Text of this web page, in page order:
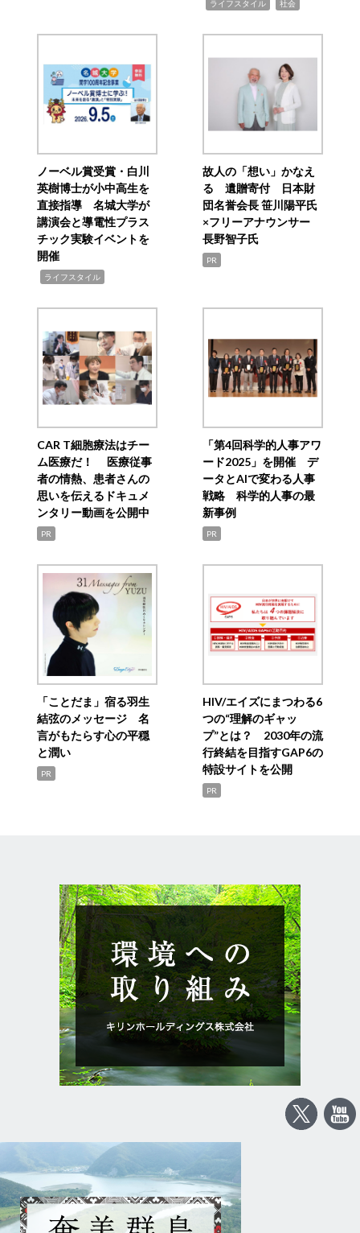
ライフスタイル 社会
ノーベル賞受賞・白川
英樹博士が小中高生を
直接指導 名城大学が
講演会と導電性プラス
チック実験イベントを
開催
ライフスタイル
故人の「想い」かなえ
る 遺贈寄付 日本財
団名誉会長 笹川陽平氏
×フリーアナウンサー
長野智子氏
PR
CAR T細胞療法はチー
ム医療だ！ 医療従事
者の情熱、患者さんの
思いを伝えるドキュメ
ンタリー動画を公開中
PR
「第4回科学的人事アワ
ード2025」を開催 デ
ータとAIで変わる人事
戦略 科学的人事の最
新事例
PR
「ことだま」宿る羽生
結弦のメッセージ 名
言がもたらす心の平穏
と潤い
PR
HIV/エイズにまつわる6
つの“理解のギャッ
プ”とは？ 2030年の流
行終結を目指すGAP6の
特設サイトを公開
PR